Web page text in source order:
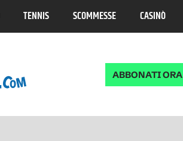
TENNIS SCOMMESSE CASINÒ
ABBONATI ORA